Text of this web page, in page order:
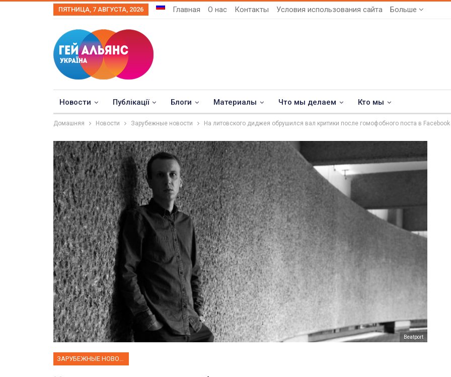
ПЯТНИЦА, 7 АВГУСТА, 2026 Главная О нас Контакты Условия использования сайта Больше
Новости Публікації Блоги Материалы Что мы делаем Кто мы
Домашняя Новости Зарубежные новости На литовского диджея обрушился вал критики после гомофобного поста в Facebook
Beatport
ЗАРУБЕЖНЫЕ НОВОСТИ
ФОТО
Военнослужащие-трансгендеры
ГЕЙ-АЛЬЯНС УКРАИНА Июл 27, 2017 0
В Берлине отпраздновали
легализацию гей-браков